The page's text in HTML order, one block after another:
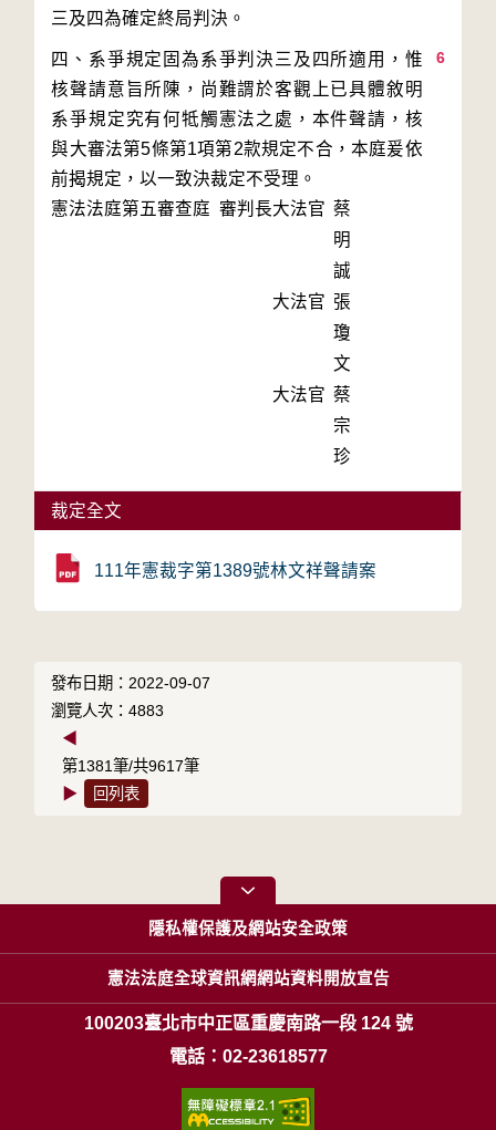
6
四、系爭規定固為系爭判決三及四所適用，惟
核聲請意旨所陳，尚難謂於客觀上已具體敘明
系爭規定究有何牴觸憲法之處，本件聲請，核
與大審法第5條第1項第2款規定不合，本庭爰依
前揭規定，以一致決裁定不受理。
憲法法庭第五審查庭 審判長大法官 蔡
明
誠
大法官 張
瓊
文
大法官 蔡
宗
珍
裁定全文
111年憲裁字第1389號林文祥聲請案
發布日期：2022-09-07
瀏覽人次：4883
◀
第1381筆/共9617筆
▶
回列表
隱私權保護及網站安全政策
憲法法庭全球資訊網網站資料開放宣告
100203臺北市中正區重慶南路一段 124 號
電話：02-23618577